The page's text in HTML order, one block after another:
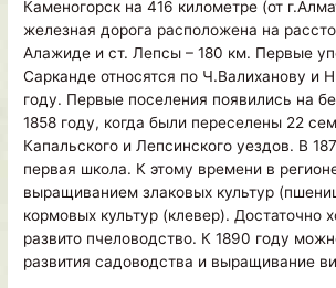
Каменогорск на 416 километре (от
железная дорога расположена на
Алажиде и ст. Лепсы – 180 км. Первые
Сарканде относятся по Ч.Валиханову и
году. Первые поселения появились на
1858 году, когда были переселены 22
Капальского и Лепсинского уездов. В
первая школа. К этому времени в
выращиванием злаковых культур
кормовых культур (клевер). Достаточно
развито пчеловодство. К 1890 году
развития садоводства и выращивание